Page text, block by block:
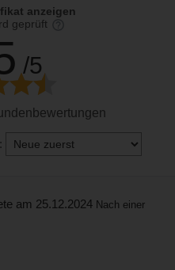
anzeigen
geprüft
/5
am 25.12.2024 Nach einer